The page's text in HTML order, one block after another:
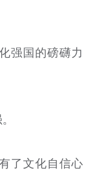
强国的磅礴力
了文化自信心